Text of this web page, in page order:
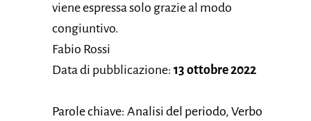
viene espressa solo grazie al modo
congiuntivo.
Fabio Rossi
Data di pubblicazione: 13 ottobre 2022
Parole chiave: Analisi del periodo, Verbo